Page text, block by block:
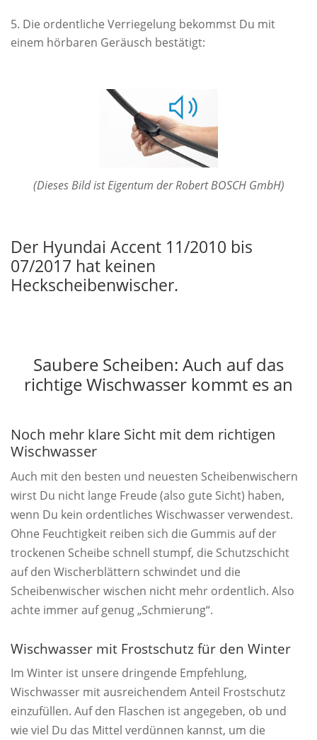
Die ordentliche Verriegelung bekommst Du mit
einem hörbaren Geräusch bestätigt:
(Dieses Bild ist Eigentum der Robert BOSCH GmbH)
Der Hyundai Accent 11/2010 bis
07/2017 hat keinen
Heckscheibenwischer.
Saubere Scheiben: Auch auf das
richtige Wischwasser kommt es an
Noch mehr klare Sicht mit dem richtigen
Wischwasser
Auch mit den besten und neuesten Scheibenwischern
wirst Du nicht lange Freude (also gute Sicht) haben,
wenn Du kein ordentliches Wischwasser verwendest.
Ohne Feuchtigkeit reiben sich die Gummis auf der
trockenen Scheibe schnell stumpf, die Schutzschicht
auf den Wischerblättern schwindet und die
Scheibenwischer wischen nicht mehr ordentlich. Also
achte immer auf genug „Schmierung“.
Wischwasser mit Frostschutz für den Winter
Im Winter ist unsere dringende Empfehlung,
Wischwasser mit ausreichendem Anteil Frostschutz
einzufüllen. Auf den Flaschen ist angegeben, ob und
wie viel Du das Mittel verdünnen kannst, um die